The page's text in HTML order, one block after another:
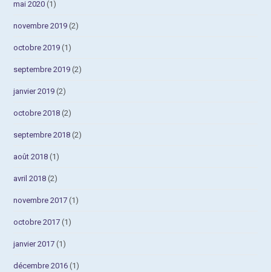
mai 2020 (1)
novembre 2019 (2)
octobre 2019 (1)
septembre 2019 (2)
janvier 2019 (2)
octobre 2018 (2)
septembre 2018 (2)
août 2018 (1)
avril 2018 (2)
novembre 2017 (1)
octobre 2017 (1)
janvier 2017 (1)
décembre 2016 (1)